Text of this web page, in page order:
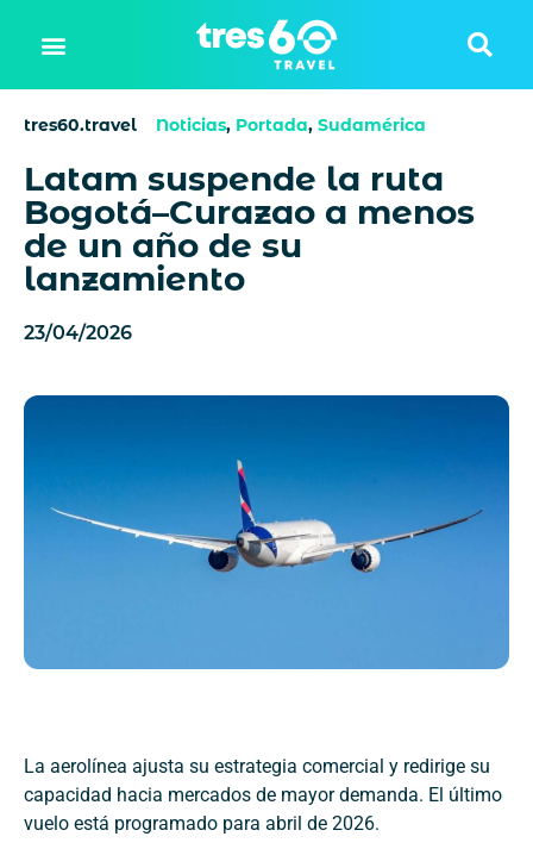
tres60.travel Noticias, Portada, Sudamérica
Latam suspende la ruta
Bogotá–Curazao a menos
de un año de su
lanzamiento
23/04/2026
La aerolínea ajusta su estrategia comercial y redirige su
capacidad hacia mercados de mayor demanda. El último
vuelo está programado para abril de 2026.